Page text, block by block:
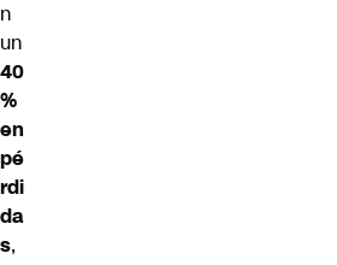
n
un
40
%
en
pé
rdi
da
s,